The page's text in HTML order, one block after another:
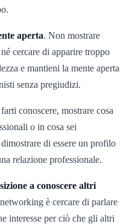
aperta. Non mostrare
cercare di apparire troppo
e mantieni la mente aperta
senza pregiudizi.
conoscere, mostrare cosa
o in cosa sei
di essere un profilo
relazione professionale.
a conoscere altri
è cercare di parlare
interesse per ciò che gli altri